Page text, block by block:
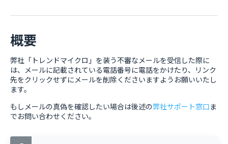
概要
弊社「トレンドマイクロ」を装う不審なメールを受信した際に
は、メールに記載されている電話番号に電話をかけたり、リンク
先をクリックせずにメールを削除くださいますようお願いいたし
ます。
もしメールの真偽を確認したい場合は後述の弊社サポート窓口ま
でお問い合わせください。